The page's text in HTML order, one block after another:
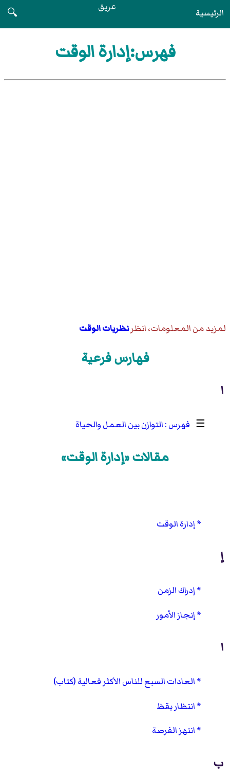
الرئيسية عريق
🔍
فهرس:إدارة الوقت
لمزيد من المعلومات، انظرنظريات الوقت
فهارس فرعية
ا
☰ التوازن بين العمل والحياة
مقالات «إدارة الوقت»
إدارة الوقت
إ
إدراك الزمن
إنجاز الأمور
ا
العادات السبع للناس الأكثر فعالية (كتاب)
انتظار يقظ
انتهز الفرصة
ب